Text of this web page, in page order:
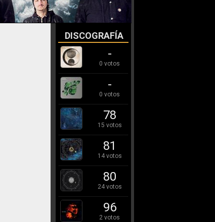
DISCOGRAFÍA
-
0 votos
-
0 votos
78
15 votos
81
14 votos
80
24 votos
96
2 votos